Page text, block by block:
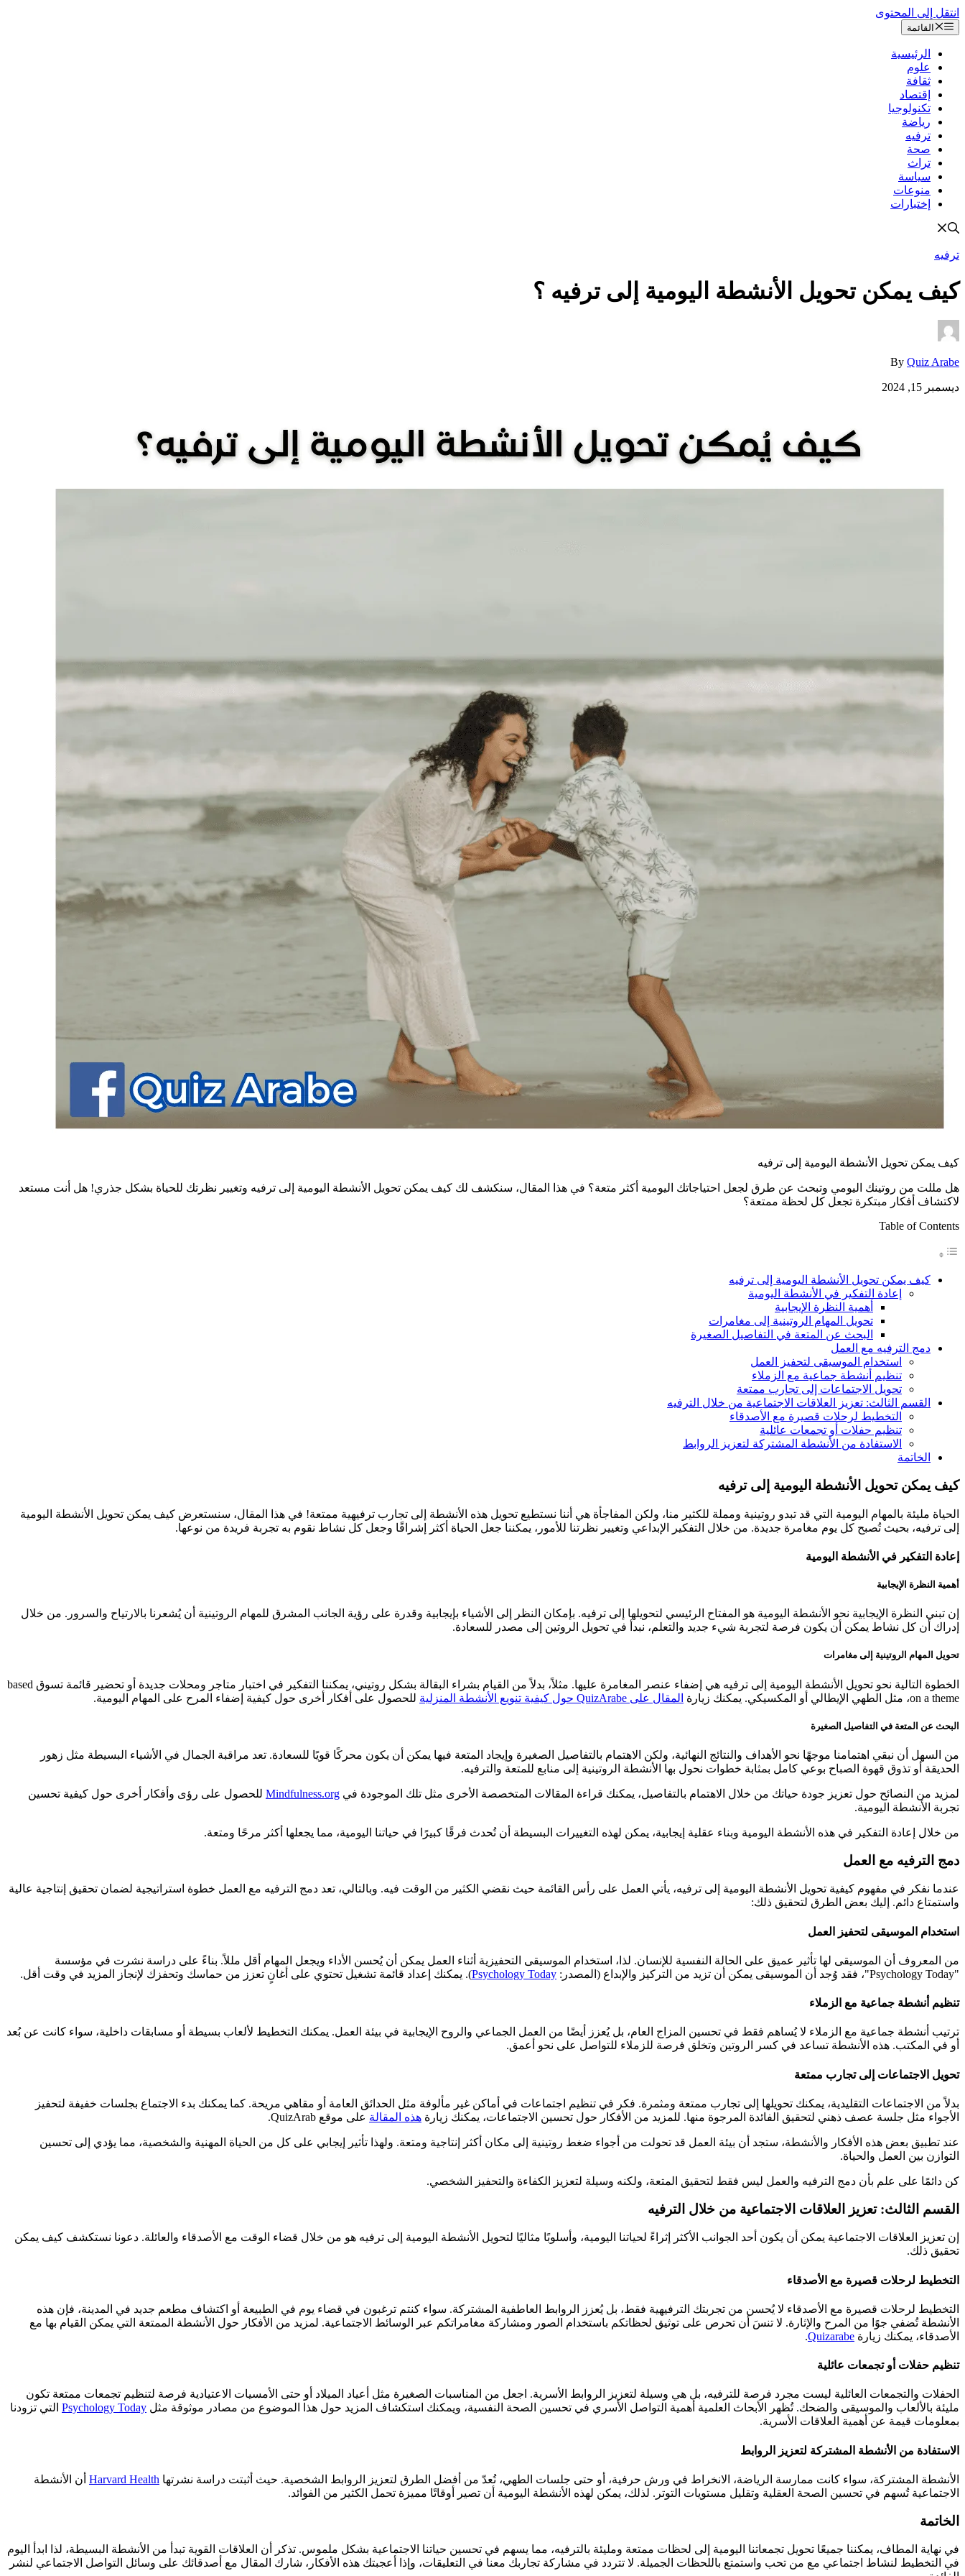
انتقل إلى المحتوى
القائمة
الرئيسية
علوم
ثقافة
إقتصاد
تكنولوجيا
رياضة
ترفيه
صحة
تراث
سياسة
منوعات
إختبارات
ترفيه
كيف يمكن تحويل الأنشطة اليومية إلى ترفيه ؟
By Quiz Arabe
ديسمبر 15, 2024
كيف يمكن تحويل الأنشطة اليومية إلى ترفيه
هل مللت من روتينك اليومي وتبحث عن طرق لجعل احتياجاتك اليومية أكثر متعة؟ في هذا المقال، سنكشف لك كيف يمكن تحويل الأنشطة اليومية إلى ترفيه وتغيير نظرتك للحياة بشكل جذري! هل أنت مستعد
لاكتشاف أفكار مبتكرة تجعل كل لحظة ممتعة؟
Table of Contents
كيف يمكن تحويل الأنشطة اليومية إلى ترفيه
إعادة التفكير في الأنشطة اليومية
أهمية النظرة الإيجابية
تحويل المهام الروتينية إلى مغامرات
البحث عن المتعة في التفاصيل الصغيرة
دمج الترفيه مع العمل
استخدام الموسيقى لتحفيز العمل
تنظيم أنشطة جماعية مع الزملاء
تحويل الاجتماعات إلى تجارب ممتعة
القسم الثالث: تعزيز العلاقات الاجتماعية من خلال الترفيه
التخطيط لرحلات قصيرة مع الأصدقاء
تنظيم حفلات أو تجمعات عائلية
الاستفادة من الأنشطة المشتركة لتعزيز الروابط
الخاتمة
كيف يمكن تحويل الأنشطة اليومية إلى ترفيه
الحياة مليئة بالمهام اليومية التي قد تبدو روتينية ومملة للكثير منا، ولكن المفاجأة هي أننا نستطيع تحويل هذه الأنشطة إلى تجارب ترفيهية ممتعة! في هذا المقال، سنستعرض كيف يمكن تحويل الأنشطة اليومية
إلى ترفيه، بحيث تُصبح كل يوم مغامرة جديدة. من خلال التفكير الإبداعي وتغيير نظرتنا للأمور، يمكننا جعل الحياة أكثر إشراقًا وجعل كل نشاط نقوم به تجربة فريدة من نوعها.
إعادة التفكير في الأنشطة اليومية
أهمية النظرة الإيجابية
إن تبني النظرة الإيجابية نحو الأنشطة اليومية هو المفتاح الرئيسي لتحويلها إلى ترفيه. بإمكان النظر إلى الأشياء بإيجابية وقدرة على رؤية الجانب المشرق للمهام الروتينية أن يُشعرنا بالارتياح والسرور. من خلال
إدراك أن كل نشاط يمكن أن يكون فرصة لتجربة شيء جديد والتعلم، نبدأ في تحويل الروتين إلى مصدر للسعادة.
تحويل المهام الروتينية إلى مغامرات
الخطوة التالية نحو تحويل الأنشطة اليومية إلى ترفيه هي إضفاء عنصر المغامرة عليها. مثلاً، بدلاً من القيام بشراء البقالة بشكل روتيني، يمكننا التفكير في اختبار متاجر ومحلات جديدة أو تحضير قائمة تسوق based
on a theme، مثل الطهي الإيطالي أو المكسيكي. يمكنك زيارة
المقال على QuizArabe حول كيفية تنويع الأنشطة المنزلية للحصول على أفكار أخرى حول كيفية إضفاء المرح على المهام اليومية.
البحث عن المتعة في التفاصيل الصغيرة
من السهل أن نبقي اهتمامنا موجهًا نحو الأهداف والنتائج النهائية، ولكن الاهتمام بالتفاصيل الصغيرة وإيجاد المتعة فيها يمكن أن يكون محركًا قويًا للسعادة. تعد مراقبة الجمال في الأشياء البسيطة مثل زهور
الحديقة أو تذوق قهوة الصباح بوعي كامل بمثابة خطوات نحول بها الأنشطة الروتينية إلى منابع للمتعة والترفيه.
لمزيد من النصائح حول تعزيز جودة حياتك من خلال الاهتمام بالتفاصيل، يمكنك قراءة المقالات المتخصصة الأخرى مثل تلك الموجودة في Mindfulness.org للحصول على رؤى وأفكار أخرى حول كيفية تحسين
تجربة الأنشطة اليومية.
من خلال إعادة التفكير في هذه الأنشطة اليومية وبناء عقلية إيجابية، يمكن لهذه التغييرات البسيطة أن تُحدث فرقًا كبيرًا في حياتنا اليومية، مما يجعلها أكثر مرحًا ومتعة.
دمج الترفيه مع العمل
عندما نفكر في مفهوم كيفية تحويل الأنشطة اليومية إلى ترفيه، يأتي العمل على رأس القائمة حيث نقضي الكثير من الوقت فيه. وبالتالي، تعد دمج الترفيه مع العمل خطوة استراتيجية لضمان تحقيق إنتاجية عالية
واستمتاع دائم. إليك بعض الطرق لتحقيق ذلك:
استخدام الموسيقى لتحفيز العمل
من المعروف أن الموسيقى لها تأثير عميق على الحالة النفسية للإنسان. لذا، استخدام الموسيقى التحفيزية أثناء العمل يمكن أن يُحسن الأداء ويجعل المهام أقل مللاً. بناءً على دراسة نشرت في مؤسسة
"Psychology Today"، فقد وُجد أن الموسيقى يمكن أن تزيد من التركيز والإبداع (المصدر:
Psychology Today). يمكنك إعداد قائمة تشغيل تحتوي على أغانٍ تعزز من حماسك وتحفزك لإنجاز المزيد في وقت أقل.
تنظيم أنشطة جماعية مع الزملاء
ترتيب أنشطة جماعية مع الزملاء لا يُساهم فقط في تحسين المزاج العام، بل يُعزز أيضًا من العمل الجماعي والروح الإيجابية في بيئة العمل. يمكنك التخطيط لألعاب بسيطة أو مسابقات داخلية، سواء كانت عن بُعد
أو في المكتب. هذه الأنشطة تساعد في كسر الروتين وتخلق فرصة للزملاء للتواصل على نحو أعمق.
تحويل الاجتماعات إلى تجارب ممتعة
بدلاً من الاجتماعات التقليدية، يمكنك تحويلها إلى تجارب ممتعة ومثمرة. فكر في تنظيم اجتماعات في أماكن غير مألوفة مثل الحدائق العامة أو مقاهي مريحة. كما يمكنك بدء الاجتماع بجلسات خفيفة لتحفيز
الأجواء مثل جلسة عصف ذهني لتحقيق الفائدة المرجوة منها. للمزيد من الأفكار حول تحسين الاجتماعات، يمكنك زيارة هذه المقالة على موقع QuizArab.
عند تطبيق بعض هذه الأفكار والأنشطة، ستجد أن بيئة العمل قد تحولت من أجواء ضغط روتينية إلى مكان أكثر إنتاجية ومتعة. ولهذا تأثير إيجابي على كل من الحياة المهنية والشخصية، مما يؤدي إلى تحسين
التوازن بين العمل والحياة.
كن دائمًا على علم بأن دمج الترفيه والعمل ليس فقط لتحقيق المتعة، ولكنه وسيلة لتعزيز الكفاءة والتحفيز الشخصي.
القسم الثالث: تعزيز العلاقات الاجتماعية من خلال الترفيه
إن تعزيز العلاقات الاجتماعية يمكن أن يكون أحد الجوانب الأكثر إثراءً لحياتنا اليومية، وأسلوبًا مثاليًا لتحويل الأنشطة اليومية إلى ترفيه هو من خلال قضاء الوقت مع الأصدقاء والعائلة. دعونا نستكشف كيف يمكن
تحقيق ذلك.
التخطيط لرحلات قصيرة مع الأصدقاء
التخطيط لرحلات قصيرة مع الأصدقاء لا يُحسن من تجربتك الترفيهية فقط، بل يُعزز الروابط العاطفية المشتركة. سواء كنتم ترغبون في قضاء يوم في الطبيعة أو اكتشاف مطعم جديد في المدينة، فإن هذه
الأنشطة تُضفي جوًا من المرح والإثارة. لا تنسَ أن تحرص على توثيق لحظاتكم باستخدام الصور ومشاركة مغامراتكم عبر الوسائط الاجتماعية. لمزيد من الأفكار حول الأنشطة الممتعة التي يمكن القيام بها مع
الأصدقاء، يمكنك زيارة Quizarabe
.
تنظيم حفلات أو تجمعات عائلية
الحفلات والتجمعات العائلية ليست مجرد فرصة للترفيه، بل هي وسيلة لتعزيز الروابط الأسرية. اجعل من المناسبات الصغيرة مثل أعياد الميلاد أو حتى الأمسيات الاعتيادية فرصة لتنظيم تجمعات ممتعة تكون
مليئة بالألعاب والموسيقى والضحك. تُظهر الأبحاث العلمية أهمية التواصل الأسري في تحسين الصحة النفسية، ويمكنك استكشاف المزيد حول هذا الموضوع من مصادر موثوقة مثل Psychology Today التي تزودنا
بمعلومات قيمة عن أهمية العلاقات الأسرية.
الاستفادة من الأنشطة المشتركة لتعزيز الروابط
الأنشطة المشتركة، سواء كانت ممارسة الرياضة، الانخراط في ورش حرفية، أو حتى جلسات الطهي، تُعدّ من أفضل الطرق لتعزيز الروابط الشخصية. حيث أثبتت دراسة نشرتها Harvard Health أن الأنشطة
الاجتماعية تُسهم في تحسين الصحة العقلية وتقليل مستويات التوتر. لذلك، يمكن لهذه الأنشطة اليومية أن تصير أوقاتًا مميزة تحمل الكثير من الفوائد.
الخاتمة
في نهاية المطاف، يمكننا جميعًا تحويل تجمعاتنا اليومية إلى لحظات ممتعة ومليئة بالترفيه، مما يسهم في تحسين حياتنا الاجتماعية بشكل ملموس. تذكر أن العلاقات القوية تبدأ من الأنشطة البسيطة، لذا ابدأ اليوم
في التخطيط لنشاط اجتماعي مع من تحب واستمتع باللحظات الجميلة. لا تتردد في مشاركة تجاربك معنا في التعليقات، وإذا أعجبتك هذه الأفكار، شارك المقال مع أصدقائك على وسائل التواصل الاجتماعي لنشر